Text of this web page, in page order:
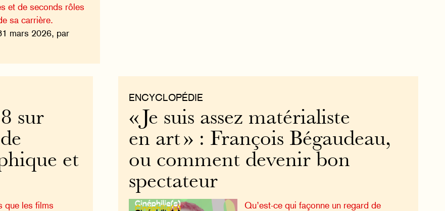
et de seconds rôles
sa carrière.
mars 2026, par
ENCYCLOPÉDIE
« Je suis assez matérialiste
en art » : François Bégaudeau,
ou comment devenir bon
spectateur
Qu’est-ce qui façonne un regard de
sur
et
que les films